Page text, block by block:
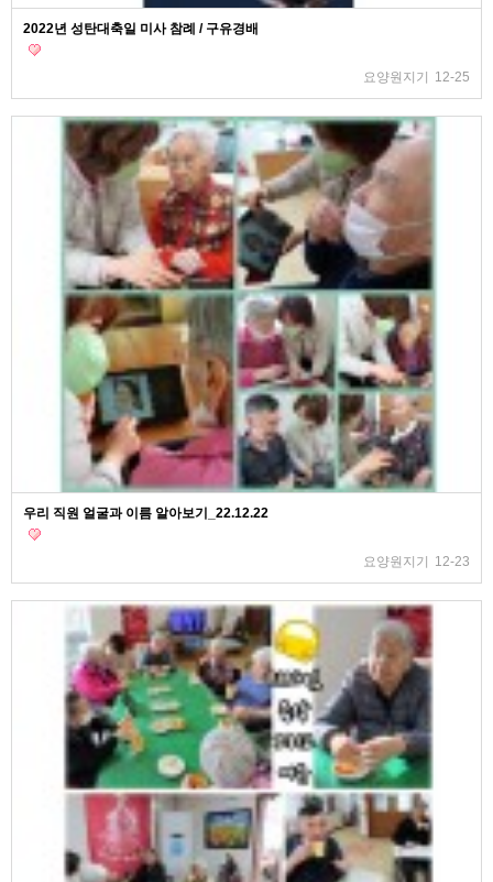
2022년 성탄대축일 미사 참례 / 구유경배
요양원지기 12-25
우리 직원 얼굴과 이름 알아보기_22.12.22
요양원지기 12-23